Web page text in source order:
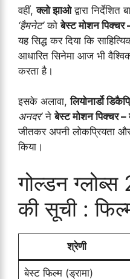
वहीं,क्लो झाओद्वारा
‘हैमनेट’कोबेस्ट मोशन पिक्चर
यह सिद्ध कर दिया कि
आधारित सिनेमा आज भी
करता है।
इसके अलावा,लियोनार्डो
अनदर’नेबेस्ट मोशन पिक्चर –
जीतकर अपनी लोकप्रियता
किया।
गोल्डन
की सूची :
श्रेणी
बेस्ट फिल्म (ड्रामा)